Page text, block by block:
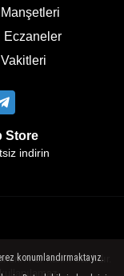
Eczaneler
Store
indirin
her hakkı saklıdır.
konumlandırmaktayız.